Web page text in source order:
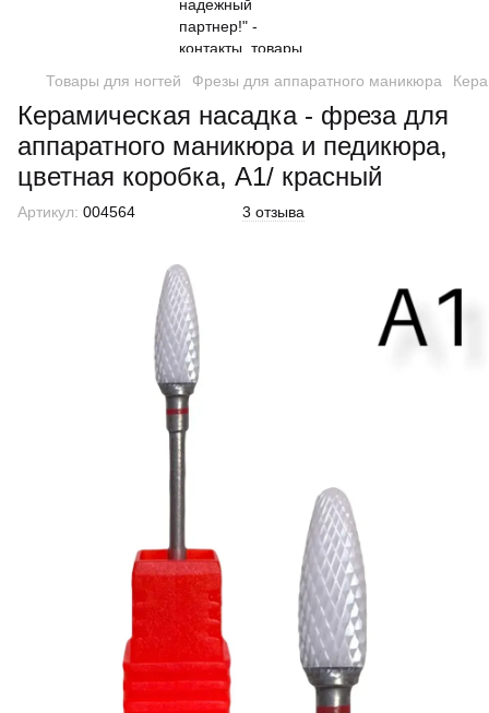
Товары для ногтей Фрезы для аппаратного маникюра
Керамическая насадка - фреза для
аппаратного маникюра и педикюра,
цветная коробка, A1/ красный
Артикул: 004564 3 отзыва